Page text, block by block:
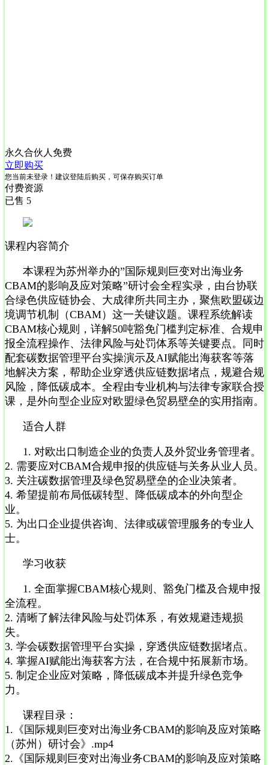
永久合伙人 免费
立即购买
您当前未登录！建议登陆后购买，可保存购买订单
付费资源
已售 5
课程内容简介
本课程为苏州举办的”国际规则巨变对出海业务
CBAM的影响及应对策略”研讨会全程实录，由台协联
合绿色供应链协会、大成律所共同主办，聚焦欧盟碳边
境调节机制（CBAM）这一关键议题。课程系统解读
CBAM核心规则，详解50吨豁免门槛判定标准、合规申
报全流程操作、法律风险与处罚体系等关键要点。同时
配套碳数据管理平台实操演示及AI赋能出海获客等落
地解决方案，帮助企业穿透供应链数据堵点，规避合规
风险，降低碳成本。全程由专业机构与法律专家联合授
课，是外向型企业应对欧盟绿色贸易壁垒的实用指南。
适合人群
1. 对欧出口制造企业的负责人及外贸业务管理者。
2. 需要应对CBAM合规申报的供应链与关务从业人员。
3. 关注碳数据管理及绿色贸易壁垒的企业决策者。
4. 希望提前布局低碳转型、降低碳成本的外向型企
业。
5. 为出口企业提供咨询、法律或碳管理服务的专业人
士。
学习收获
1. 全面掌握CBAM核心规则、豁免门槛及合规申报
全流程。
2. 清晰了解法律风险与处罚体系，有效规避违规损
失。
3. 学会碳数据管理平台实操，穿透供应链数据堵点。
4. 掌握AI赋能出海获客方法，在合规中拓展新市场。
5. 制定企业应对策略，降低碳成本并提升绿色竞争
力。
课程目录：
1.《国际规则巨变对出海业务CBAM的影响及应对策略
（苏州）研讨会》.mp4
2.《国际规则巨变对出海业务CBAM的影响及应对策略